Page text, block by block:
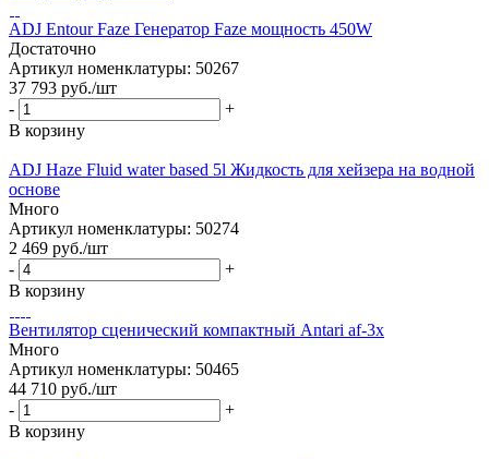
ADJ Entour Faze Генератор Faze мощность 450W
Достаточно
Артикул номенклатуры: 50267
37 793 руб./шт
-
+
В корзину
ADJ Haze Fluid water based 5l Жидкость для хейзера на водной
основе
Много
Артикул номенклатуры: 50274
2 469 руб./шт
-
+
В корзину
Вентилятор сценический компактный Antari af-3x
Много
Артикул номенклатуры: 50465
44 710 руб./шт
-
+
В корзину